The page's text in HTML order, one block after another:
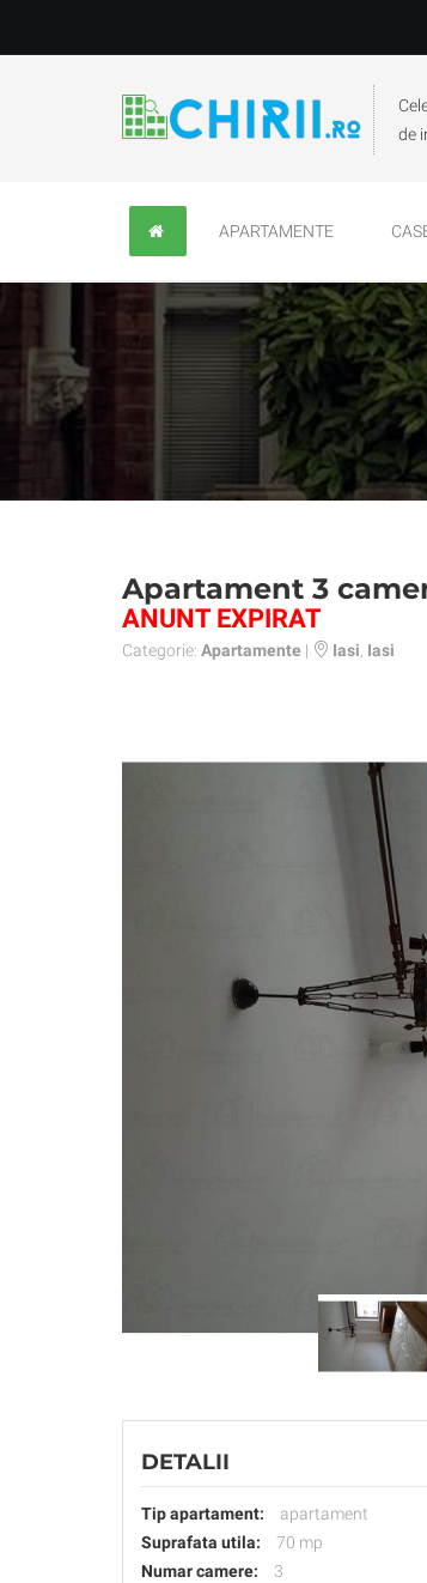
de
APARTAMENTE
Apartament 3
ANUNT EXPIRAT
Categorie: Apartamente | Iasi Iasi
DETALII
Tip apartament:
apartament
Suprafata utila:
70 mp
Numar camere:
3